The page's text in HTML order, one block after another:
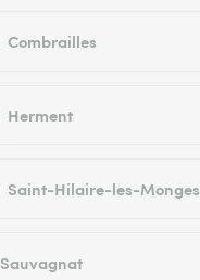
Combrailles
Herment
Saint-Hilaire-les-Monges
Sauvagnat